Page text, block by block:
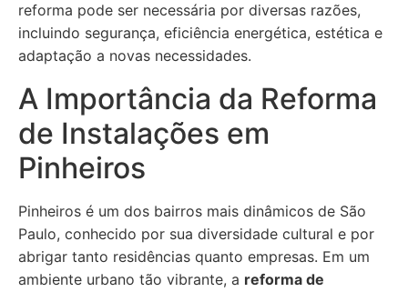
reforma pode ser necessária por diversas razões,
incluindo segurança, eficiência energética, estética e
adaptação a novas necessidades.
A Importância da Reforma
de Instalações em
Pinheiros
Pinheiros é um dos bairros mais dinâmicos de São
Paulo, conhecido por sua diversidade cultural e por
abrigar tanto residências quanto empresas. Em um
ambiente urbano tão vibrante, a reforma de